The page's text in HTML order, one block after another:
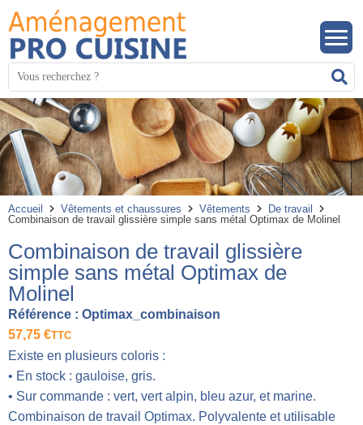
Mots
clés
:
Accueil Vêtements et chaussures Vêtements
De travail
Combinaison de travail glissière simple sans métal Optimax de Molinel
Combinaison de travail glissière
simple sans métal Optimax de
Molinel
Référence : Optimax_combinaison
57,75 €TTC
Existe en plusieurs coloris :
• En stock : gauloise, gris.
• Sur commande : vert, vert alpin, bleu azur, et marine.
Combinaison de travail Optimax. Polyvalente et utilisable
Panneau de gestion des cookies